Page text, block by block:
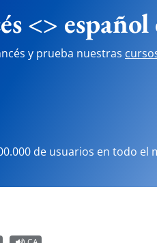
<> español
y prueba nuestras
de usuarios en todo el